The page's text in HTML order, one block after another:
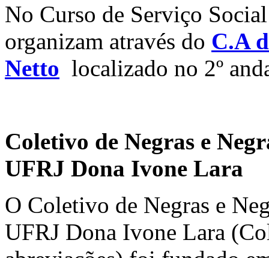
No Curso de Serviço
organizam através do C.A
Netto localizado no 2º
Coletivo de Negras e
UFRJ Dona Ivone Lara
O Coletivo de Negras e
UFRJ Dona Ivone Lara